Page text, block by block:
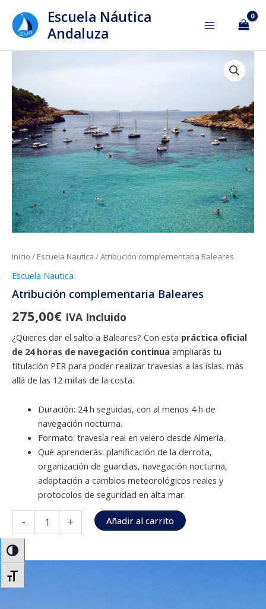
Alternar alto contraste
Alternar tamaño de letra
contenido
Escuela Náutica
Andaluza
Inicio / Escuela Nautica / Atribución complementaria Baleares
Escuela Nautica
Atribución complementaria Baleares
275,00€ IVA Incluido
¿Quieres dar el salto a Baleares? Con esta práctica oficial
de 24 horas de navegación continua ampliarás tu
titulación PER para poder realizar travesías a las islas, más
allá de las 12 millas de la costa.
Duración: 24 h seguidas, con al menos 4 h de
navegación nocturna.
Formato: travesía real en velero desde Almería.
Qué aprenderás: planificación de la derrota,
organización de guardias, navegación nocturna,
adaptación a cambios meteorológicos reales y
protocolos de seguridad en alta mar.
-
cantidad
+ Añadir al carrito Alternative: